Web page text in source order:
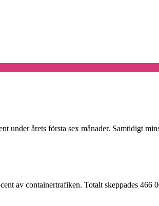
under årets första sex månader. Samtidigt
av containertrafiken. Totalt skeppades 466